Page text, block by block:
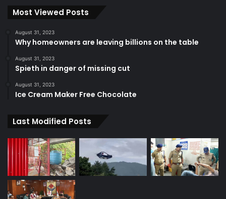
Most Viewed Posts
August 31, 2023
Why homeowners are leaving billions on the table
August 31, 2023
Spieth in danger of missing cut
August 31, 2023
Ice Cream Maker Free Chocolate
Last Modified Posts